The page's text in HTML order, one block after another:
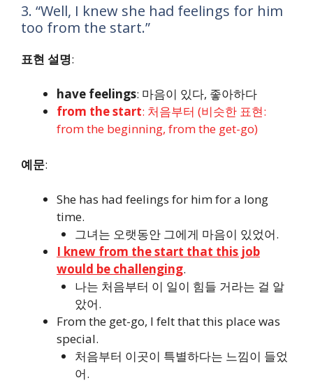
3. “Well, I knew she had feelings for him
too from the start.”
표현 설명:
have feelings: 마음이 있다, 좋아하다
from the start: 처음부터 (비슷한 표현:
from the beginning, from the get-go)
예문:
She has had feelings for him for a long
time.
그녀는 오랫동안 그에게 마음이 있었어.
I knew from the start that this job
would be challenging.
나는 처음부터 이 일이 힘들 거라는 걸 알
았어.
From the get-go, I felt that this place was
special.
처음부터 이곳이 특별하다는 느낌이 들었
어.